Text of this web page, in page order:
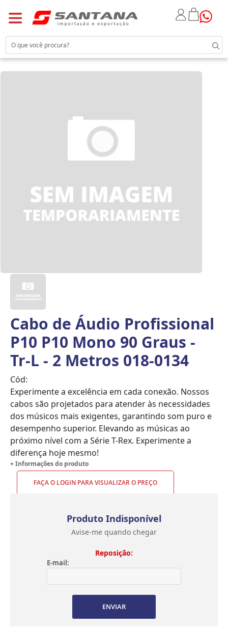
Cabo de Áudio Profissional
P10 P10 Mono 90 Graus -
Tr-L - 2 Metros 018-0134
Cód:
Experimente a excelência em cada conexão. Nossos
cabos são projetados para atender às necessidades
dos músicos mais exigentes, garantindo som puro e
desempenho superior. Elevando as músicas ao
próximo nível com a Série T-Rex. Experimente a
diferença hoje mesmo!
+ Informações do produto
FAÇA O LOGIN PARA VISUALIZAR O PREÇO
Produto Indisponível
Avise-me quando chegar
Reposição:
E-mail:
ENVIAR